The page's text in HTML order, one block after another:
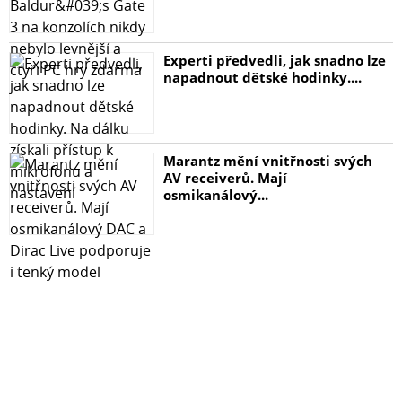
Experti předvedli, jak snadno lze
napadnout dětské hodinky....
Marantz mění vnitřnosti svých
AV receiverů. Mají
osmikanálový...